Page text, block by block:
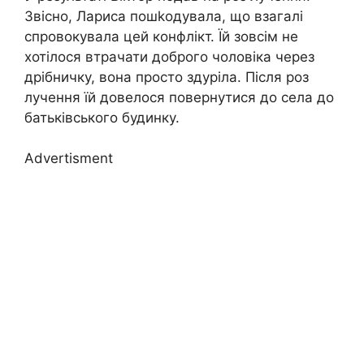
Звісно, Лариса пошkодувала, що взагалі
спровокувала цей конфлікт. Їй зовсім не
хотілося втрачати доброго чоловіка через
дрібничку, вона просто здуріла. Після роз
лучення їй довелося повернутися до села до
батьківського будинку.
Advertisment